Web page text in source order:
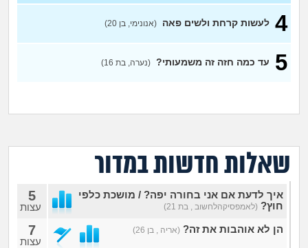
עבודה וקריירה
חברים ואנשים
מה שעובר עליי
שומרים על הגוף
4 לעשות קרחת ולשים פאה (אנונימי, בן 20)
5 עד כמה חזה זה משמעותי? (נערה, בת 16)
שאלות חדשות במדור
איך לדעת אם אני בחורה יפה? / מושכת כלפי
חוץ? (לאמפסיקהלחשוב , בת 21)
5
עצות
הן לא אוהבות את זה? (אריה , בן 26) 7
עצות